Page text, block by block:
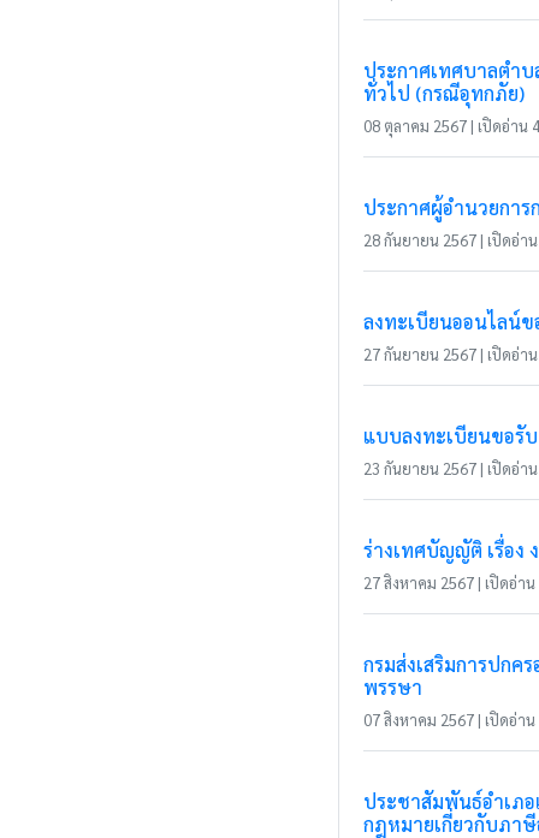
ประกาศเทศบาลตำ
ทั่วไป (กรณีอุทกภัย)
08 ตุลาคม 2567 | เปิดอ่าน
ประกาศผู้อำนวยการ
28 กันยายน 2567 | เปิดอ่า
ลงทะเบียนออนไลน์
27 กันยายน 2567 | เปิดอ่า
แบบลงทะเบียนขอรั
23 กันยายน 2567 | เปิดอ่า
ร่างเทศบัญญัติ เรื่อง
27 สิงหาคม 2567 | เปิดอ่าน
กรมส่งเสริมการปกค
พรรษา
07 สิงหาคม 2567 | เปิดอ่าน
ประชาสัมพันธ์อำเภ
กฎหมายเกี่ยวกับภา